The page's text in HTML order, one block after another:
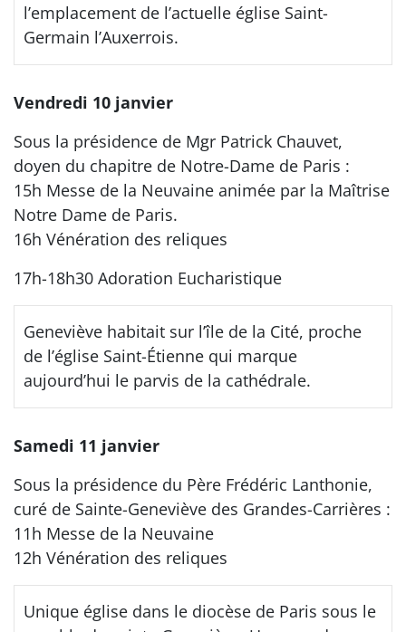
l’emplacement de l’actuelle église Saint-
Germain l’Auxerrois.
Vendredi 10 janvier
Sous la présidence de Mgr Patrick Chauvet,
doyen du chapitre de Notre-Dame de Paris :
15h Messe de la Neuvaine animée par la Maîtrise
Notre Dame de Paris.
16h Vénération des reliques
17h-18h30 Adoration Eucharistique
Geneviève habitait sur l’île de la Cité, proche
de l’église Saint-Étienne qui marque
aujourd’hui le parvis de la cathédrale.
Samedi 11 janvier
Sous la présidence du Père Frédéric Lanthonie,
curé de Sainte-Geneviève des Grandes-Carrières :
11h Messe de la Neuvaine
12h Vénération des reliques
Unique église dans le diocèse de Paris sous le